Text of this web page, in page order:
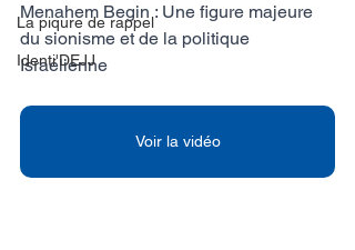
La piqure de rappel
Identi'DEJJ
Menahem Begin : Une figure majeure
du sionisme et de la politique
Israélienne
Voir la vidéo